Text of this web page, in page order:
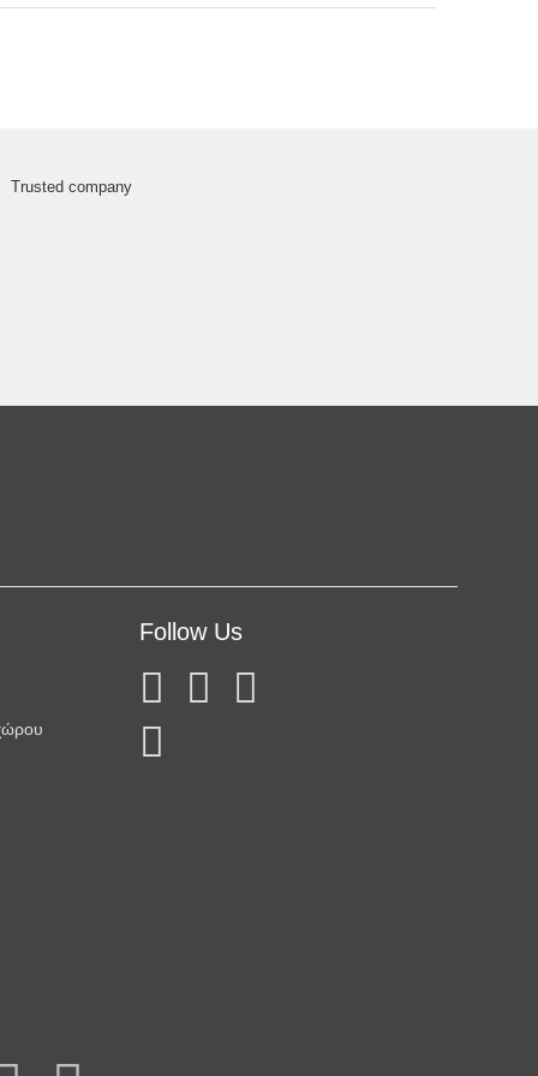
Follow Us